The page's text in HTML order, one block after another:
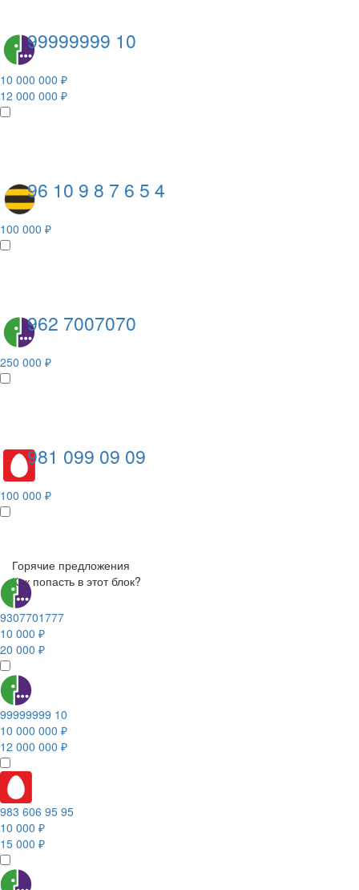
99999999 10
10 000 000 ₽
12 000 000 ₽
96 10 9 8 7 6 5 4
100 000 ₽
962 7007070
250 000 ₽
981 099 09 09
100 000 ₽
Горячие предложения
Как попасть в этот блок?
9307701777
10 000 ₽
20 000 ₽
99999999 10
10 000 000 ₽
12 000 000 ₽
983 606 95 95
10 000 ₽
15 000 ₽